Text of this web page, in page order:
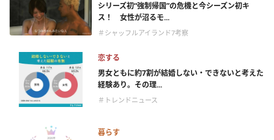
シリーズ初“強制帰国”の危機と今シーズン初キ
ス！ 女性が沼るモ...
＃シャッフルアイランド7考察
恋する
男女ともに約7割が結婚しない・できないと考えた
経験あり。その理...
＃トレンドニュース
暮らす